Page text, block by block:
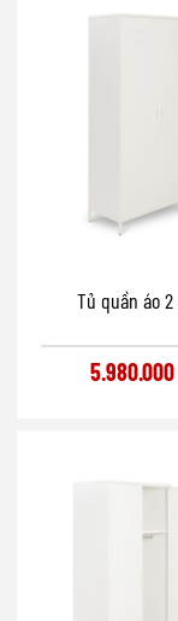
Tủ quần áo 2
5.980.000